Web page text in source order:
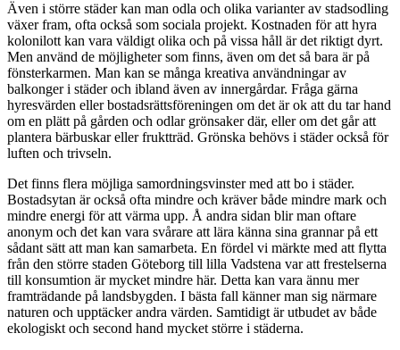
Även i större städer kan man odla och olika varianter av stadsodling
växer fram, ofta också som sociala projekt. Kostnaden för att hyra
kolonilott kan vara väldigt olika och på vissa håll är det riktigt dyrt.
Men använd de möjligheter som finns, även om det så bara är på
fönsterkarmen. Man kan se många kreativa användningar av
balkonger i städer och ibland även av innergårdar. Fråga gärna
hyresvärden eller bostadsrättsföreningen om det är ok att du tar hand
om en plätt på gården och odlar grönsaker där, eller om det går att
plantera bärbuskar eller fruktträd. Grönska behövs i städer också för
luften och trivseln.
Det finns flera möjliga samordningsvinster med att bo i städer.
Bostadsytan är också ofta mindre och kräver både mindre mark och
mindre energi för att värma upp. Å andra sidan blir man oftare
anonym och det kan vara svårare att lära känna sina grannar på ett
sådant sätt att man kan samarbeta. En fördel vi märkte med att flytta
från den större staden Göteborg till lilla Vadstena var att frestelserna
till konsumtion är mycket mindre här. Detta kan vara ännu mer
framträdande på landsbygden. I bästa fall känner man sig närmare
naturen och upptäcker andra värden. Samtidigt är utbudet av både
ekologiskt och second hand mycket större i städerna.